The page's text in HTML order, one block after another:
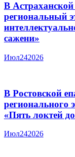
В
региональный
сажени»
Июл242026
В Ростовской
регионального
«Пять локтей
Июл242026